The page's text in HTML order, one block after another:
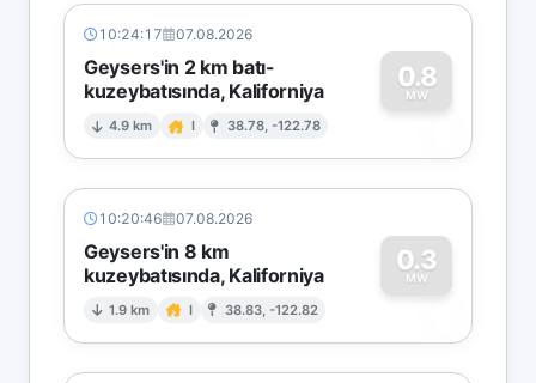
10:24:17 07.08.2026
Geysers'in 2 km batı-
kuzeybatısında, Kaliforniya
4.9 km I 38.78, -122.78
0.8
MW
0
10:20:46 07.08.2026
Geysers'in 8 km
kuzeybatısında, Kaliforniya
1.9 km I 38.83, -122.82
0.3
MW
0